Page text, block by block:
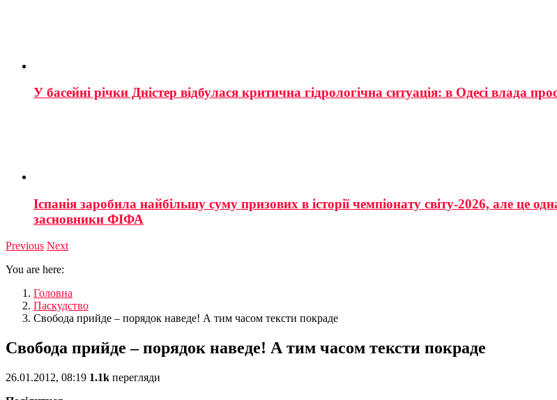
У басейні річки Дністер відбулася критична гідрологічна ситуація: в Одесі влада
Іспанія заробила найбільшу суму призових в історії чемпіонату світу-2026, але це
засновники ФІФА
Previous Next
You are here:
Головна
Паскудство
Свобода прийде – порядок наведе! А тим часом тексти покраде
Свобода прийде – порядок наведе! А тим часом тексти покраде
26.01.2012, 08:19 1.1k перегляди